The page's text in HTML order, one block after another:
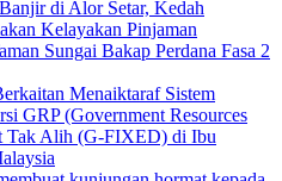
di Alor Setar, Kedah
Kelayakan Pinjaman
Sungai Bakap Perdana Fasa 2
Menaiktaraf Sistem
GRP (Government Resources
Tak Alih (G-FIXED) di Ibu